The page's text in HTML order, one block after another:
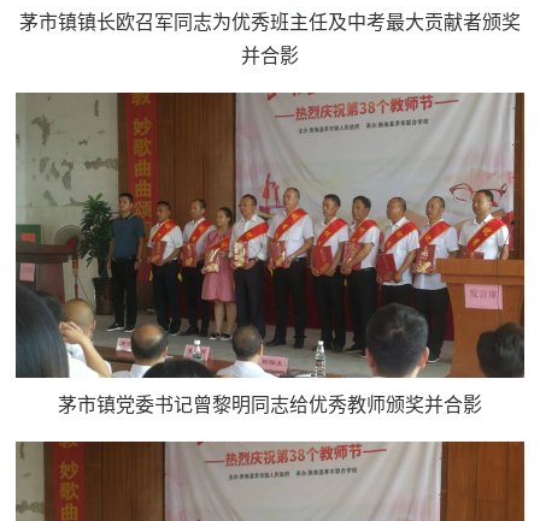
茅市镇镇长欧召军同志为优秀班主任及中考最大贡献者颁奖
并合影
茅市镇党委书记曾黎明同志给优秀教师颁奖并合影